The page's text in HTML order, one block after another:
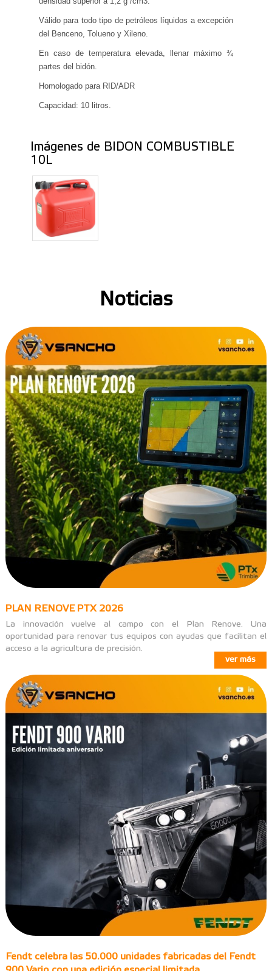
Válido para todo tipo de petróleos líquidos a excepción
del Benceno, Tolueno y Xileno.
En caso de temperatura elevada, llenar máximo ¾
partes del bidón.
Homologado para RID/ADR
Capacidad: 10 litros.
Imágenes de BIDON COMBUSTIBLE
10L
Noticias
PLAN RENOVE PTX 2026
La innovación vuelve al campo con el Plan Renove. Una
oportunidad para renovar tus equipos con ayudas que facilitan el
acceso a la agricultura de precisión.
ver más
Fendt celebra las 50.000 unidades fabricadas del Fendt